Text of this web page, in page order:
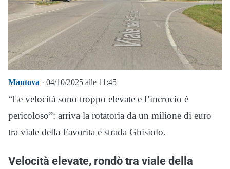
Mantova · 04/10/2025 alle 11:45
“Le velocità sono troppo elevate e l’incrocio è
pericoloso”: arriva la rotatoria da un milione di euro
tra viale della Favorita e strada Ghisiolo.
Velocità elevate, rondò tra viale della